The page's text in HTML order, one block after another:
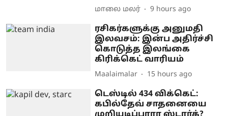
மாலை மலர் 9 hours ago
ரசிகர்களுக்கு அனுமதி
இலவசம்: இன்ப அதிர்ச்சி
கொடுத்த இலங்கை
கிரிக்கெட் வாரியம்
Maalaimalar 15 hours ago
டெஸ்டில் 434 விக்கெட்:
கபில்தேவ் சாதனையை